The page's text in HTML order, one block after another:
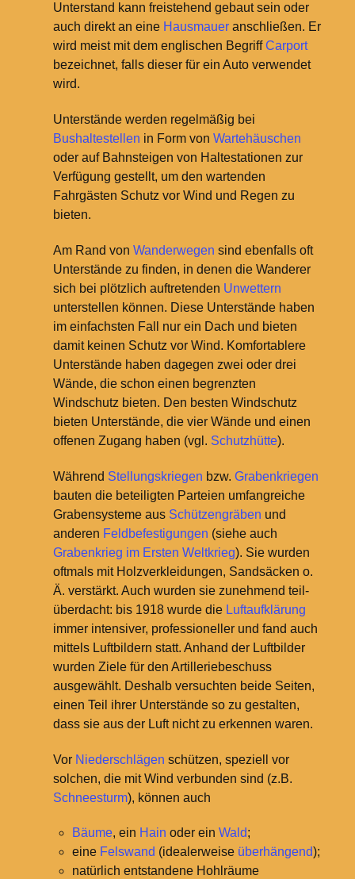
Unterstand kann freistehend gebaut sein oder
auch direkt an eine Hausmaueranschließen. Er
wird meist mit dem englischen BegriffCarport
bezeichnet, falls dieser für ein Auto verwendet
wird.
Unterstände werden regelmäßig bei
Bushaltestellen in Form von Wartehäuschen
oder auf Bahnsteigen von Haltestationen zur
Verfügung gestellt, um den wartenden
Fahrgästen Schutz vor Wind und Regen zu
bieten.
Am Rand von Wanderwegen sind ebenfalls oft
Unterstände zu finden, in denen die Wanderer
sich bei plötzlich auftretenden Unwettern
unterstellen können. Diese Unterstände haben
im einfachsten Fall nur ein Dach und bieten
damit keinen Schutz vor Wind. Komfortablere
Unterstände haben dagegen zwei oder drei
Wände, die schon einen begrenzten
Windschutz bieten. Den besten Windschutz
bieten Unterstände, die vier Wände und einen
offenen Zugang haben (vgl. Schutzhütte).
Während Stellungskriegen bzw. Grabenkriegen
bauten die beteiligten Parteien umfangreiche
Grabensysteme aus Schützengräben und
anderen Feldbefestigungen (siehe auch
Grabenkrieg im Ersten Weltkrieg). Sie wurden
oftmals mit Holzverkleidungen, Sandsäcken o.
Ä. verstärkt. Auch wurden sie zunehmend teil-
überdacht: bis 1918 wurde die Luftaufklärung
immer intensiver, professioneller und fand auch
mittels Luftbildern statt. Anhand der Luftbilder
wurden Ziele für den Artilleriebeschuss
ausgewählt. Deshalb versuchten beide Seiten,
einen Teil ihrer Unterstände so zu gestalten,
dass sie aus der Luft nicht zu erkennen waren.
Vor Niederschlägen schützen, speziell vor
solchen, die mit Wind verbunden sind (z.B.
Schneesturm), können auch
Bäume, ein Hain oder ein Wald;
eine Felswand (idealerweise überhängend);
natürlich entstandene Hohlräume